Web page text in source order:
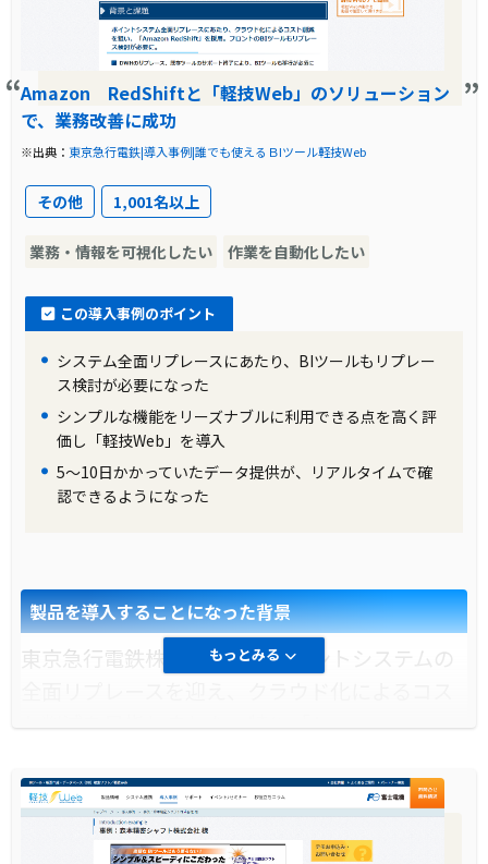
Amazon RedShiftと「軽技Web」のソリューション
で、業務改善に成功
※出典： 東京急行電鉄|導入事例|誰でも使えるＢIツール軽技Web
その他 1,001名以上
業務・情報を可視化したい 作業を自動化したい
この導入事例のポイント
システム全面リプレースにあたり、BIツールもリプレー
ス検討が必要になった
シンプルな機能をリーズナブルに利用できる点を高く評
価し「軽技Web」を導入
5～10日かかっていたデータ提供が、リアルタイムで確
認できるようになった
もっとみる
製品を導入することになった背景
東京急行電鉄株式会社は、ポイントシステムの
ト削減を目指しました。特に「Amazon
ルもリプレースが必要となりました。DWHのリ
プレースと既存ツールのサポート終了が重な
り、新しいBIツールへの移行が不可避となりま